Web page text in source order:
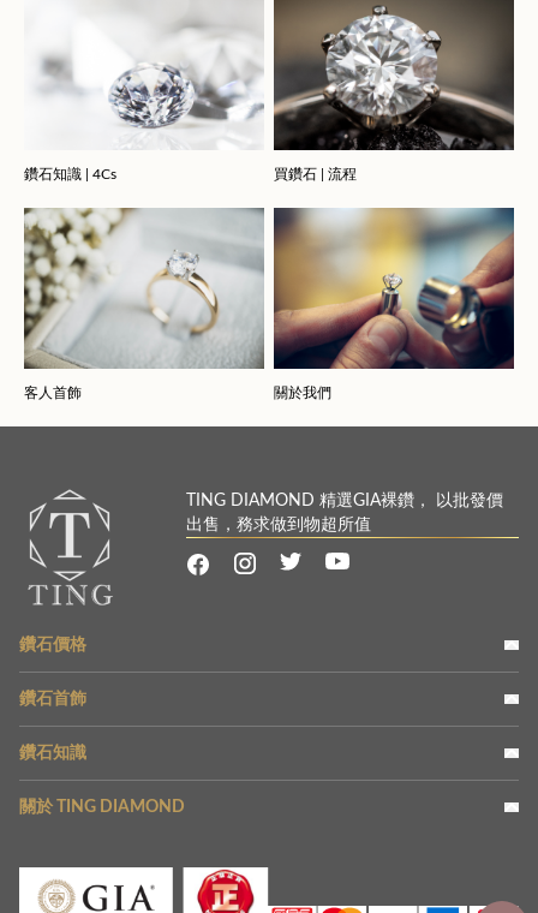
鑽石知識 | 4Cs 買鑽石 | 流程
客人首飾 關於我們
TING DIAMOND 精選GIA裸鑽， 以批發價
出售，務求做到物超所值
鑽石價格
鑽石首飾
鑽石知識
關於 TING DIAMOND